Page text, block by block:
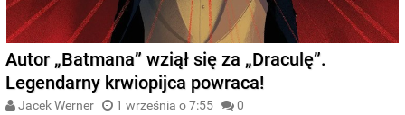
Autor „Batmana” wziął się za „Draculę”.
Legendarny krwiopijca powraca!
Jacek Werner 1 września o 7:55 0